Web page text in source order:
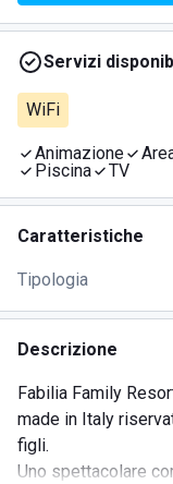
Servizi
WiFi
Animazione
Piscina
TV
Caratteristiche
Tipologia
Descrizione
Fabilia Family
made in Italy
figli.
Uno spettacolare